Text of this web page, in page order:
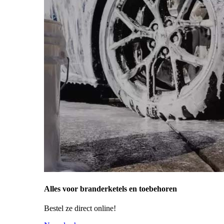
Alles voor branderketels en toebehoren
Bestel ze direct online!